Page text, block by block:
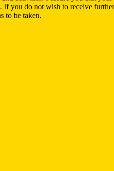
If you do not wish to receive
to be taken.